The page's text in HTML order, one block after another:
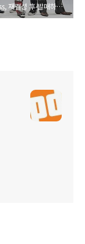
The Darkness, 재결성 후 발매하는 7년만의 멋진 컴백 앨범